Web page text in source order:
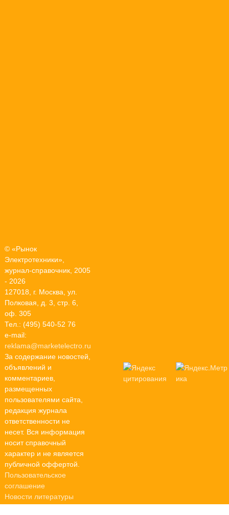
© «Рынок
Электротехники»,
журнал-справочник, 2005
- 2026
127018, г. Москва, ул.
Полковая, д. 3, стр. 6,
оф. 305
Тел.: (495) 540-52 76
e-mail:
reklama@marketelectro.ru
За содержание новостей,
объявлений и
комментариев,
размещенных
пользователями сайта,
редакция журнала
ответственности не
несет. Вся информация
носит справочный
характер и не является
публичной оффертой.
Пользовательское
соглашение
Новости литературы